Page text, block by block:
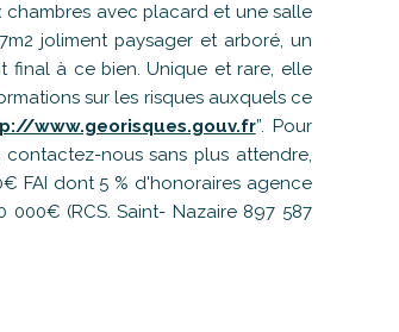
avec placard et une salle
joliment paysager et arboré, un
à ce bien. Unique et rare, elle
sur les risques auxquels ce
www.georisques.gouv.fr”. Pour
nous sans plus attendre,
FAI dont 5 % d'honoraires agence
(RCS. Saint- Nazaire 897 587